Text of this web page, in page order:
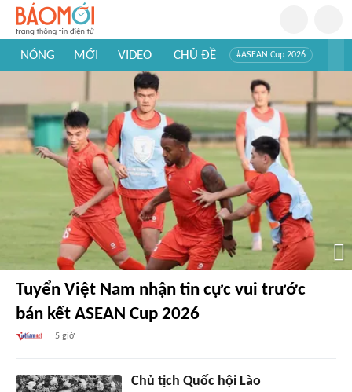
NÓNG MỚI VIDEO CHỦ ĐỀ #ASEAN Cup 2026
#Mỹ - Iran
#Khám phá Việt Nam
Tuyển Việt Nam nhận tin cực vui trước
bán kết ASEAN Cup 2026
5 giờ
Chủ tịch Quốc hội Lào